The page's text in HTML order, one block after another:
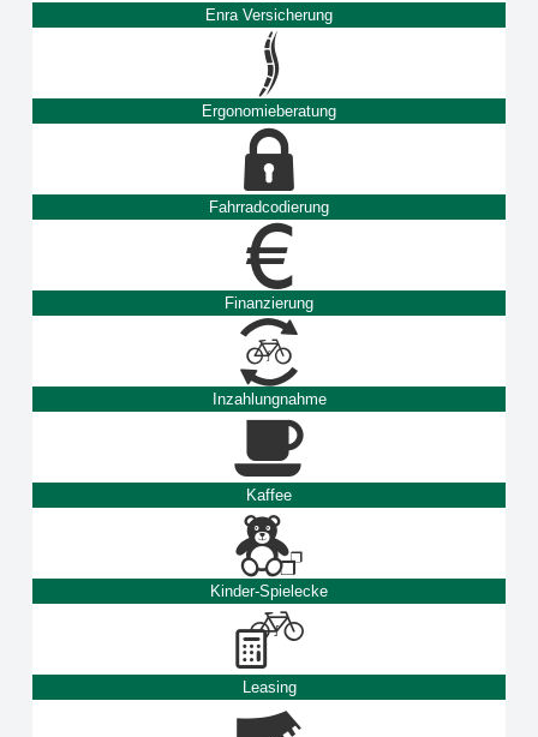
Enra Versicherung
Ergonomieberatung
Fahrradcodierung
Finanzierung
Inzahlungnahme
Kaffee
Kinder-Spielecke
Leasing